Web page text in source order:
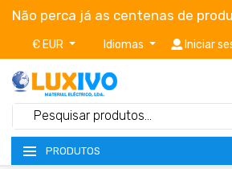
Não perca já as centenas de
€ EUR Idiomas Iniciar
PRODUTOS